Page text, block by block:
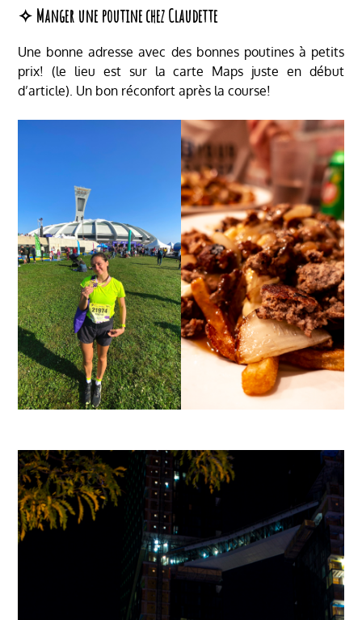
✧ Manger une poutine chez Claudette
Une bonne adresse avec des bonnes poutines à petits
prix! (le lieu est sur la carte Maps juste en début
d’article). Un bon réconfort après la course!